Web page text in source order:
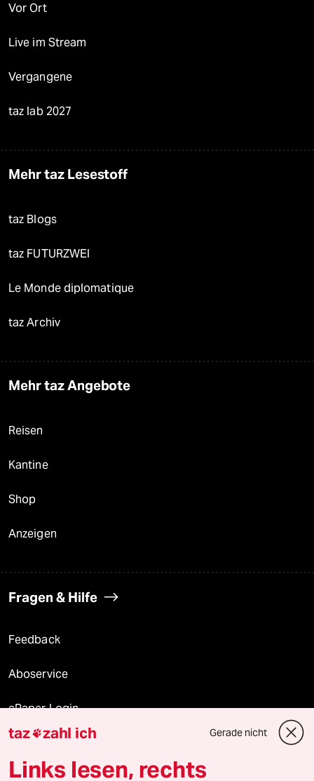
Vor Ort
Live im Stream
Vergangene
taz lab 2027
Mehr taz Lesestoff
taz Blogs
taz FUTURZWEI
Le Monde diplomatique
taz Archiv
Mehr taz Angebote
Reisen
Kantine
Shop
Anzeigen
Fragen & Hilfe
Feedback
Aboservice
ePaper Login
Downloads für Abonnierende
taz zahl ich Gerade nicht
Links lesen, rechts